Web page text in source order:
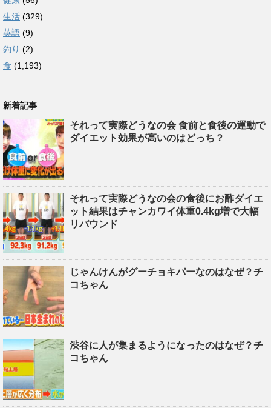
生活 (329)
英語 (9)
釣り (2)
食 (1,193)
新着記事
それって実際どうなの会 食前と食後の運動で
ダイエット効果が高いのはどっち？
それって実際どうなの会の食後にお酢ダイエ
ット結果はチャンカワイ体重0.4kg増で大幅
リバウンド
じゃんけんがグーチョキパーなのはなぜ？チ
コちゃん
渋谷に人が集まるようになったのはなぜ？チ
コちゃん